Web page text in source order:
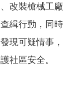
改裝槍械工廠
緝行動，同時
現可疑情事，
社區安全。